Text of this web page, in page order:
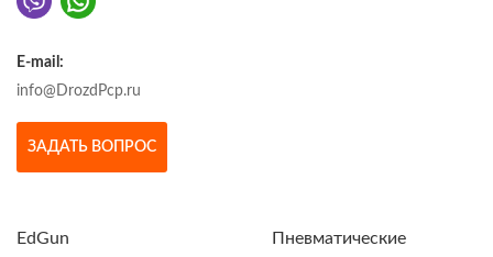
E-mail:
info@DrozdPcp.ru
ЗАДАТЬ ВОПРОС
EdGun
Пневматические